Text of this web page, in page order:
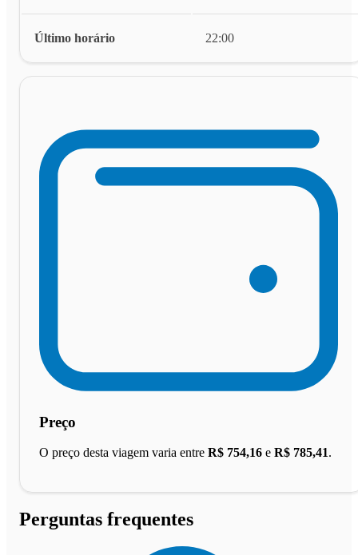
Último horário 22:00
Preço
O preço desta viagem varia entre R$ 754,16 e R$ 785,41.
Perguntas frequentes